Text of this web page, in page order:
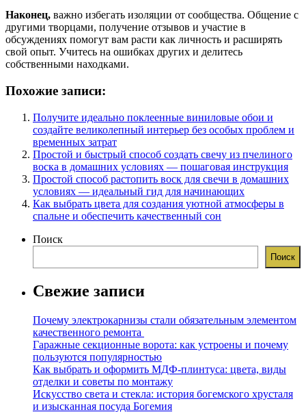
Наконец, важно избегать изоляции от сообщества. Общение с
другими творцами, получение отзывов и участие в
обсуждениях помогут вам расти как личность и расширять
свой опыт. Учитесь на ошибках других и делитесь
собственными находками.
Похожие записи:
Получите идеально поклеенные виниловые обои и
создайте великолепный интерьер без особых проблем и
временных затрат
Простой и быстрый способ создать свечу из пчелиного
воска в домашних условиях — пошаговая инструкция
Простой способ растопить воск для свечи в домашних
условиях — идеальный гид для начинающих
Как выбрать цвета для создания уютной атмосферы в
спальне и обеспечить качественный сон
Поиск
Поиск
Свежие записи
Почему электрокарнизы стали обязательным элементом
качественного ремонта
Гаражные секционные ворота: как устроены и почему
пользуются популярностью
Как выбрать и оформить МДФ-плинтуса: цвета, виды
отделки и советы по монтажу
Искусство света и стекла: история богемского хрусталя
и изысканная посуда Богемия